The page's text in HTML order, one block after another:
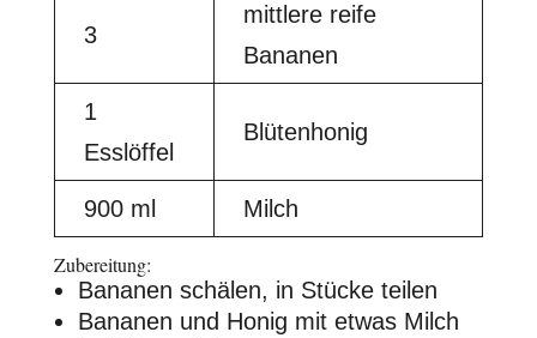
3
mittlere reife
Bananen
1
Esslöffel
Blütenhonig
900 ml Milch
Zubereitung:
Bananen schälen, in Stücke teilen
Bananen und Honig mit etwas Milch